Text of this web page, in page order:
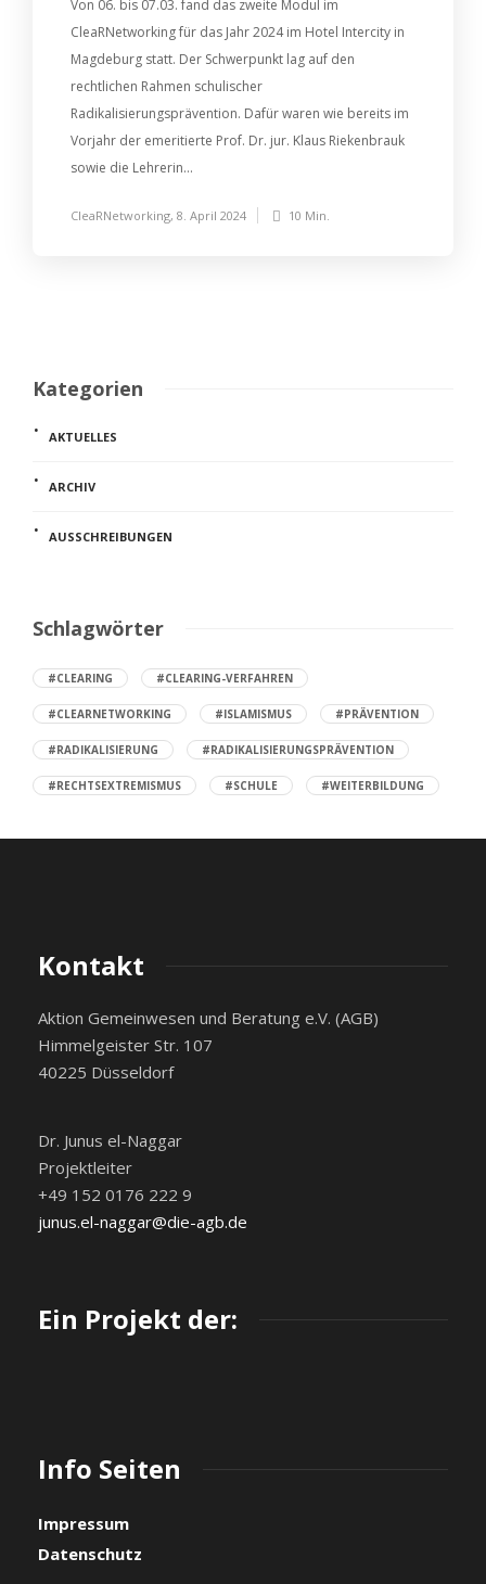
Von 06. bis 07.03. fand das zweite Modul im
CleaRNetworking für das Jahr 2024 im Hotel Intercity in
Magdeburg statt. Der Schwerpunkt lag auf den
rechtlichen Rahmen schulischer
Radikalisierungsprävention. Dafür waren wie bereits im
Vorjahr der emeritierte Prof. Dr. jur. Klaus Riekenbrauk
sowie die Lehrerin...
CleaRNetworking, 8. April 2024 10 Min.
Kategorien
AKTUELLES
ARCHIV
AUSSCHREIBUNGEN
Schlagwörter
#CLEARING #CLEARING-VERFAHREN
#CLEARNETWORKING #ISLAMISMUS #PRÄVENTION
#RADIKALISIERUNG #RADIKALISIERUNGSPRÄVENTION
#RECHTSEXTREMISMUS #SCHULE #WEITERBILDUNG
Kontakt
Aktion Gemeinwesen und Beratung e.V. (AGB)
Himmelgeister Str. 107
40225 Düsseldorf
Dr. Junus el-Naggar
Projektleiter
+49 152 0176 222 9
junus.el-naggar@die-agb.de
Ein Projekt der:
Info Seiten
Impressum
Datenschutz